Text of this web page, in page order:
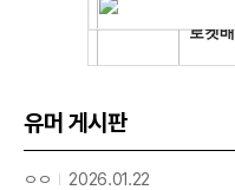
유머 게시판
ㅇㅇ 2026.01.22